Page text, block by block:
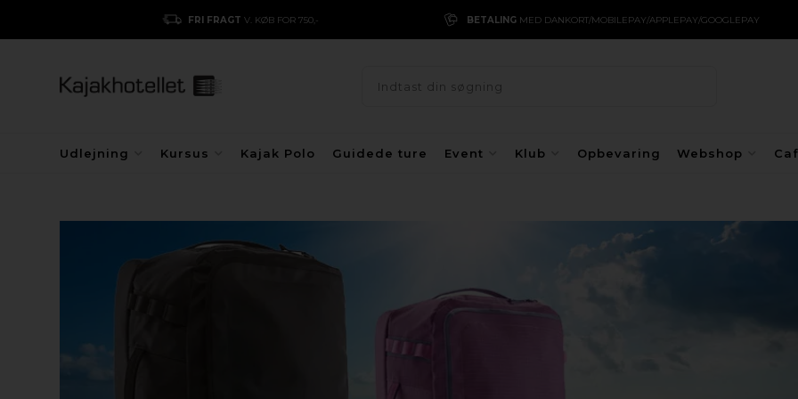
FRI FRAGT V. KØB FOR 750,- BETALING MED DANKORT/MOBILEPAY/APPLEPAY/GOOGLEPAY
Udlejning Kursus Kajak Polo Guidede ture Event Klub Opbevaring Webshop